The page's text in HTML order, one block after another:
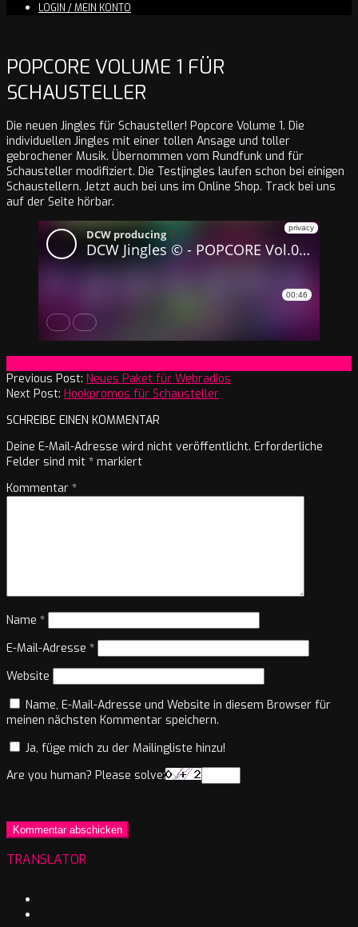
LOGIN / MEIN KONTO
POPCORE VOLUME 1 FÜR
SCHAUSTELLER
Die neuen Jingles für Schausteller! Popcore Volume 1. Die
individuellen Jingles mit einer tollen Ansage und toller
gebrochener Musik. Übernommen vom Rundfunk und für
Schausteller modifiziert. Die Testjingles laufen schon bei einigen
Schaustellern. Jetzt auch bei uns im Online Shop. Track bei uns
auf der Seite hörbar.
07-
31
Previous Post: Neues Paket für Webradios
Next Post: Hookpromos für Schausteller
SCHREIBE EINEN KOMMENTAR
Deine E-Mail-Adresse wird nicht veröffentlicht. Erforderliche
Felder sind mit * markiert
Kommentar *
Name *
E-Mail-Adresse *
Website
Name, E-Mail-Adresse und Website in diesem Browser für
meinen nächsten Kommentar speichern.
Ja, füge mich zu der Mailingliste hinzu!
Are you human? Please solve:
TRANSLATOR